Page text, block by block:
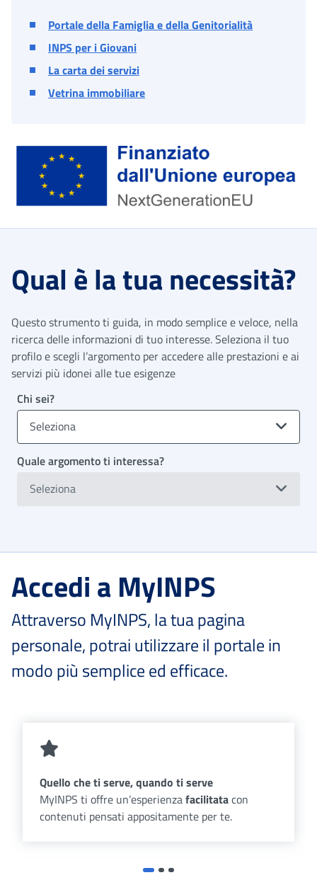
Portale della Famiglia e della Genitorialità
INPS per i Giovani
La carta dei servizi
Vetrina immobiliare
Qual è la tua necessità?
Questo strumento ti guida, in modo semplice e veloce, nella
ricerca delle informazioni di tuo interesse. Seleziona il tuo
profilo e scegli l’argomento per accedere alle prestazioni e ai
servizi più idonei alle tue esigenze
Chi sei?
Seleziona
Quale argomento ti interessa?
Seleziona
Accedi a MyINPS
Attraverso MyINPS, la tua pagina
personale, potrai utilizzare il portale in
modo più semplice ed efficace.
Quello che ti serve, quando ti serve
MyINPS ti offre un’esperienzafacilitatacon
contenuti pensati appositamente per te.